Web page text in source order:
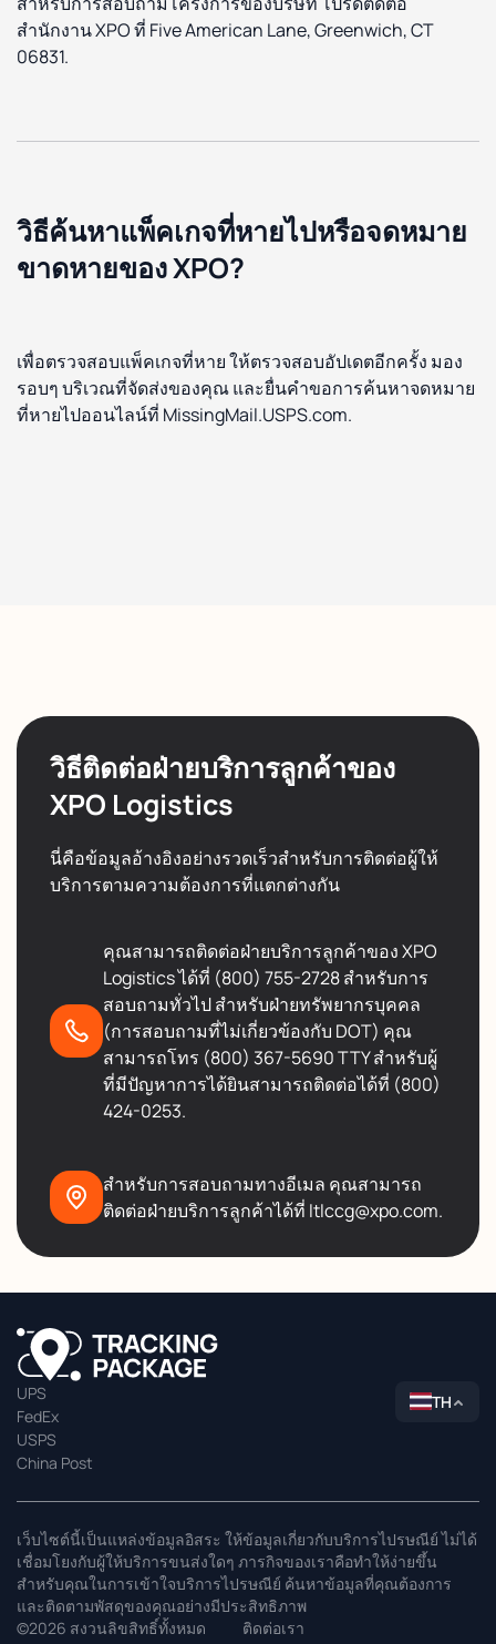
สำนักงาน XPO ที่ Five American Lane, Greenwich, CT
06831.
วิธีค้นหาแพ็คเกจที่หายไปหรือจดหมาย
ขาดหายของ XPO?
เพื่อตรวจสอบแพ็คเกจที่หาย ให้ตรวจสอบอัปเดตอีกครั้ง มอง
รอบๆ บริเวณที่จัดส่งของคุณ และยื่นคำขอการค้นหาจดหมาย
ที่หายไปออนไลน์ที่ MissingMail.USPS.com.
วิธีติดต่อฝ่ายบริการลูกค้าของ
XPO Logistics
นี่คือข้อมูลอ้างอิงอย่างรวดเร็วสำหรับการติดต่อผู้ให้
บริการตามความต้องการที่แตกต่างกัน
คุณสามารถติดต่อฝ่ายบริการลูกค้าของ XPO
Logistics ได้ที่ (800) 755-2728 สำหรับการ
สอบถามทั่วไป สำหรับฝ่ายทรัพยากรบุคคล
(การสอบถามที่ไม่เกี่ยวข้องกับ DOT) คุณ
สามารถโทร (800) 367-5690 TTY สำหรับผู้
ที่มีปัญหาการได้ยินสามารถติดต่อได้ที่ (800)
424-0253.
สำหรับการสอบถามทางอีเมล คุณสามารถ
ติดต่อฝ่ายบริการลูกค้าได้ที่ ltlccg@xpo.com.
UPS
FedEx
USPS
China Post
TH
เว็บไซต์นี้เป็นแหล่งข้อมูลอิสระ ให้ข้อมูลเกี่ยวกับบริการไปรษณีย์ ไม่ได้
เชื่อมโยงกับผู้ให้บริการขนส่งใดๆ ภารกิจของเราคือทำให้ง่ายขึ้น
สำหรับคุณในการเข้าใจบริการไปรษณีย์ ค้นหาข้อมูลที่คุณต้องการ
และติดตามพัสดุของคุณอย่างมีประสิทธิภาพ
©2026 สงวนลิขสิทธิ์ทั้งหมด
ติดต่อเรา